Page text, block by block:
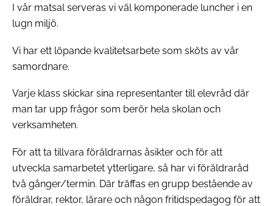
I vår matsal serveras vi väl komponerade luncher i en
lugn miljö.
Vi har ett löpande kvalitetsarbete som sköts av vår
samordnare.
Varje klass skickar sina representanter till elevråd där
man tar upp frågor som berör hela skolan och
verksamheten.
För att ta tillvara föräldrarnas åsikter och för att
utveckla samarbetet ytterligare, så har vi föräldraråd
två gånger/termin. Där träffas en grupp bestående av
föräldrar, rektor, lärare och någon fritidspedagog för att